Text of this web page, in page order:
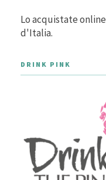
Lo acquistate online
d'Italia.
DRINK PINK